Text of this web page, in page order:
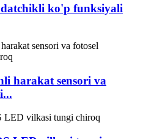
ko'p funksiyali
harakat sensori va